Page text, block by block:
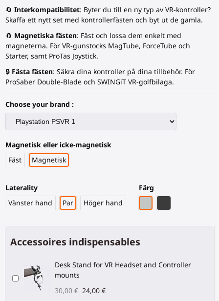
🔄 Interkompatibilitet: Byter du till en ny typ av VR-kontroller?
Skaffa ett nytt set med kontrollerfästen och byt ut de gamla.
🧲 Magnetiska fästen: Fäst och lossa dem enkelt med
magneterna. För VR-gunstocks MagTube, ForceTube och
Starter, samt ProTas Joystick.
🔒 Fästa fästen: Säkra dina kontroller på dina tillbehör. För
ProSaber Double-Blade och SWINGiT VR-golfbilaga.
Choose your brand :
Magnetisk eller icke-magnetisk
Fäst
Magnetisk
Laterality
Vänster hand
Par Höger hand
Färg
Accessoires indispensables
Desk Stand for VR Headset and Controller
mounts
30,00 € 24,00 €